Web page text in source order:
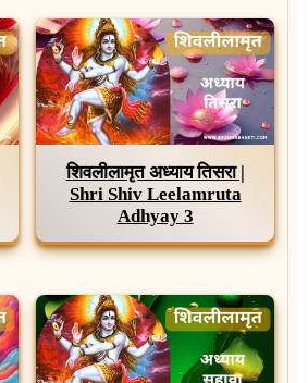
शिवलीलामृत अध्याय तिसरा |
Shri Shiv Leelamruta
Adhyay 3